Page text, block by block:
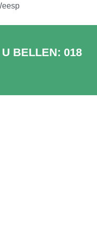
BELLEN: 018